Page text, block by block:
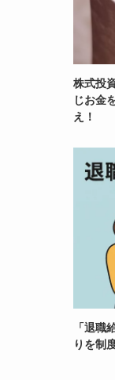
株式投
じお金
え！
「退職
りを制